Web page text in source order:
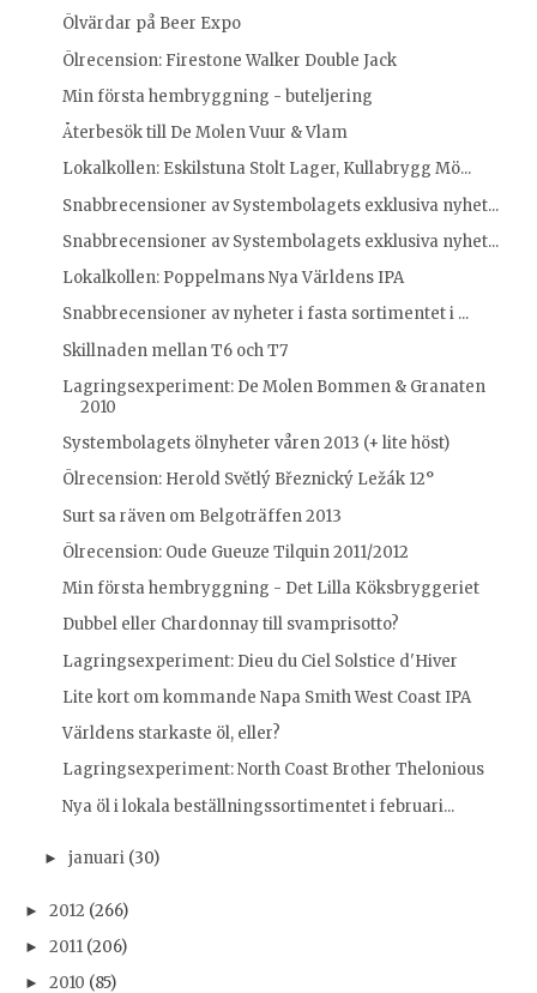
Ölvärdar på Beer Expo
Ölrecension: Firestone Walker Double Jack
Min första hembryggning - buteljering
Återbesök till De Molen Vuur & Vlam
Lokalkollen: Eskilstuna Stolt Lager, Kullabrygg Mö...
Snabbrecensioner av Systembolagets exklusiva nyhet...
Snabbrecensioner av Systembolagets exklusiva nyhet...
Lokalkollen: Poppelmans Nya Världens IPA
Snabbrecensioner av nyheter i fasta sortimentet i ...
Skillnaden mellan T6 och T7
Lagringsexperiment: De Molen Bommen & Granaten
2010
Systembolagets ölnyheter våren 2013 (+ lite höst)
Ölrecension: Herold Světlý Březnický Ležák 12°
Surt sa räven om Belgoträffen 2013
Ölrecension: Oude Gueuze Tilquin 2011/2012
Min första hembryggning - Det Lilla Köksbryggeriet
Dubbel eller Chardonnay till svamprisotto?
Lagringsexperiment: Dieu du Ciel Solstice d'Hiver
Lite kort om kommande Napa Smith West Coast IPA
Världens starkaste öl, eller?
Lagringsexperiment: North Coast Brother Thelonious
Nya öl i lokala beställningssortimentet i februari...
► januari (30)
► 2012 (266)
► 2011 (206)
► 2010 (85)